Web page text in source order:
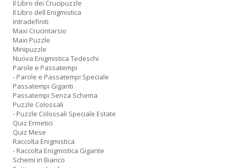
Il Libro dei Crucipuzzle
Il Libro dell Enigmistica
Intradefiniti
Maxi Crucintarsio
Maxi Puzzle
Minipuzzle
Nuova Enigmistica Tedeschi
Parole e Passatempi
- Parole e Passatempi Speciale
Passatempi Giganti
Passatempi Senza Schema
Puzzle Colossali
- Puzzle Colossali Speciale Estate
Quiz Ermetici
Quiz Mese
Raccolta Enigmistica
- Raccolta Enigmistica Gigante
Schemi in Bianco